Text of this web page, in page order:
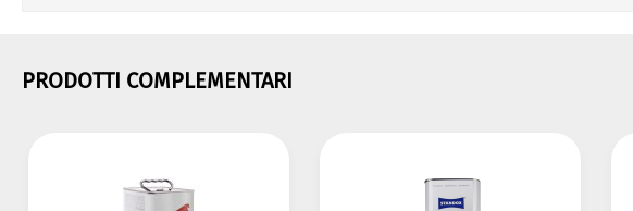
PRODOTTI COMPLEMENTARI